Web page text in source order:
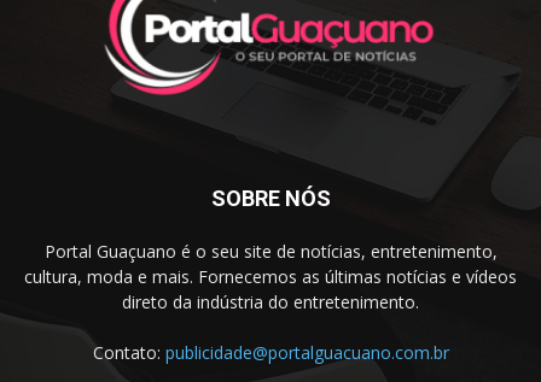
SOBRE NÓS
Portal Guaçuano é o seu site de notícias, entretenimento,
cultura, moda e mais. Fornecemos as últimas notícias e vídeos
direto da indústria do entretenimento.
Contato: publicidade@portalguacuano.com.br